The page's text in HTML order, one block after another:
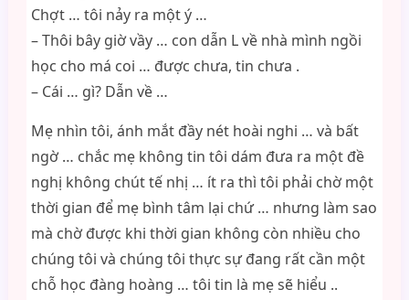
Chợt … tôi nảy ra một ý …
– Thôi bây giờ vầy … con dẫn L về nhà mình ngồi
học cho má coi … được chưa, tin chưa .
– Cái … gì? Dẫn về …
Mẹ nhìn tôi, ánh mắt đầy nét hoài nghi … và bất
ngờ … chắc mẹ không tin tôi dám đưa ra một đề
nghị không chút tế nhị … ít ra thì tôi phải chờ một
thời gian để mẹ bình tâm lại chứ … nhưng làm sao
mà chờ được khi thời gian không còn nhiều cho
chúng tôi và chúng tôi thực sự đang rất cần một
chỗ học đàng hoàng … tôi tin là mẹ sẽ hiểu ..